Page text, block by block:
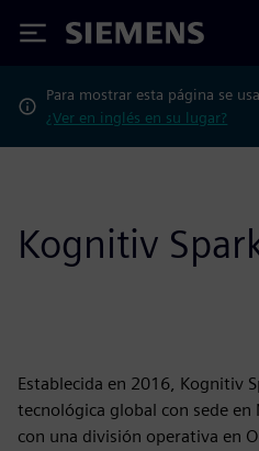
Siemens
Para mostrar esta página se
¿Ver en inglés en su lugar?
Kognitiv
Establecida en 2016, Kognitiv
tecnológica global con sede en
con una división operativa en